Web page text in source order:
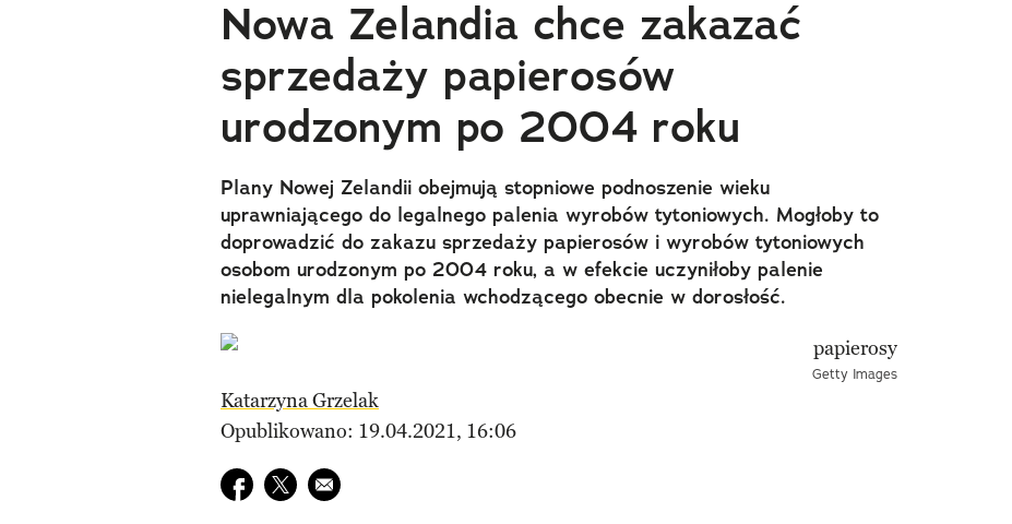
Nowa Zelandia chce zakazać
sprzedaży papierosów
urodzonym po 2004 roku
Plany Nowej Zelandii obejmują stopniowe podnoszenie wieku
uprawniającego do legalnego palenia wyrobów tytoniowych. Mogłoby to
doprowadzić do zakazu sprzedaży papierosów i wyrobów tytoniowych
osobom urodzonym po 2004 roku, a w efekcie uczyniłoby palenie
nielegalnym dla pokolenia wchodzącego obecnie w dorosłość.
Getty Images
Katarzyna Grzelak
Opublikowano: 19.04.2021, 16:06
Udostępnij na facebook
Udostępnij na twitter
E-mail do przyjaciela